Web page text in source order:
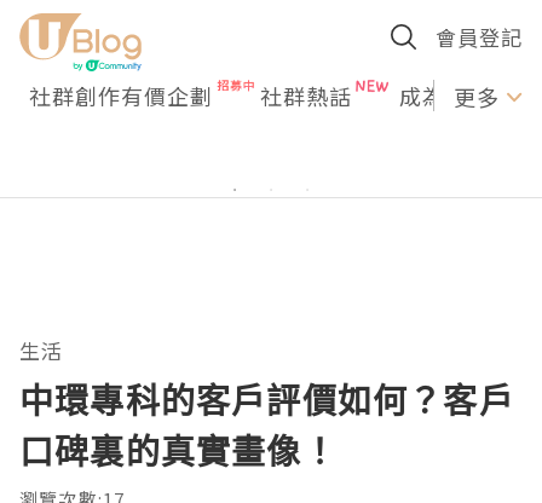
會員登記
社群創作有價企劃 社群熱話 成為U更多
生活
中環專科的客戶評價如何？客戶
口碑裏的真實畫像！